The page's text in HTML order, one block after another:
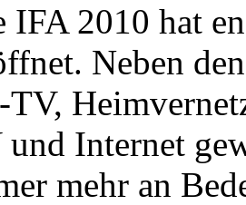
IFA 2010 hat
Neben
TV,
Internet
mehr an